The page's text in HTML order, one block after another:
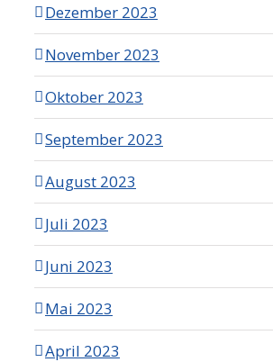
Dezember 2023
November 2023
Oktober 2023
September 2023
August 2023
Juli 2023
Juni 2023
Mai 2023
April 2023